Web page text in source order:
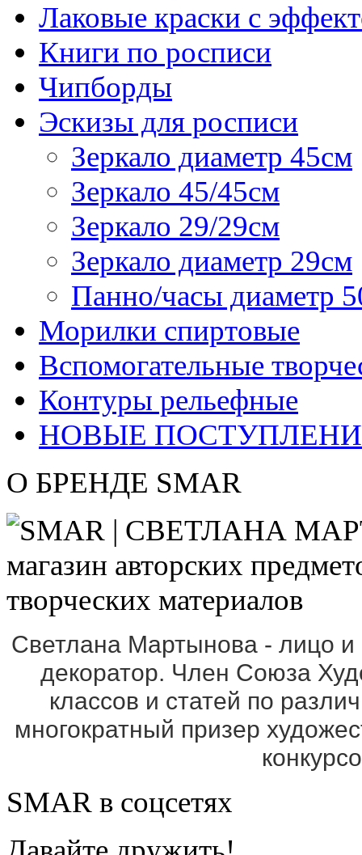
Лаковые краски с
Книги по росписи
Чипборды
Эскизы для росписи
Зеркало диаметр 45см
Зеркало 45/45см
Зеркало 29/29см
Зеркало диаметр 29см
Панно/часы диаметр
Морилки спиртовые
Вспомогательные
Контуры рельефные
НОВЫЕ
О БРЕНДЕ SMAR
Светлана Мартынова - лицо
декоратор. Член Союза
классов и статей по
многократный призер
SMAR в соцсетях